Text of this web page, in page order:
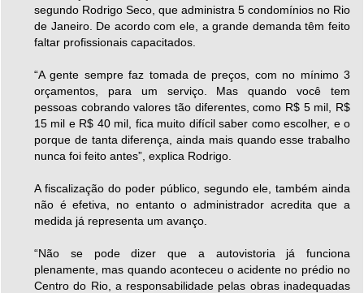
segundo Rodrigo Seco, que administra 5 condomínios no Rio
de Janeiro. De acordo com ele, a grande demanda têm feito
faltar profissionais capacitados.
“A gente sempre faz tomada de preços, com no mínimo 3
orçamentos, para um serviço. Mas quando você tem
pessoas cobrando valores tão diferentes, como R$ 5 mil, R$
15 mil e R$ 40 mil, fica muito difícil saber como escolher, e o
porque de tanta diferença, ainda mais quando esse trabalho
nunca foi feito antes”, explica Rodrigo.
A fiscalização do poder público, segundo ele, também ainda
não é efetiva, no entanto o administrador acredita que a
medida já representa um avanço.
“Não se pode dizer que a autovistoria já funciona
plenamente, mas quando aconteceu o acidente no prédio no
Centro do Rio, a responsabilidade pelas obras inadequadas